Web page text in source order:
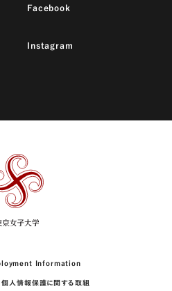
Facebook
Instagram
Information
個人情報保護に関する取組